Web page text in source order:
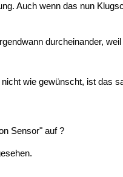
Auch wenn das nun
durcheinander,
wie gewünscht, ist das
Sensor" auf ?